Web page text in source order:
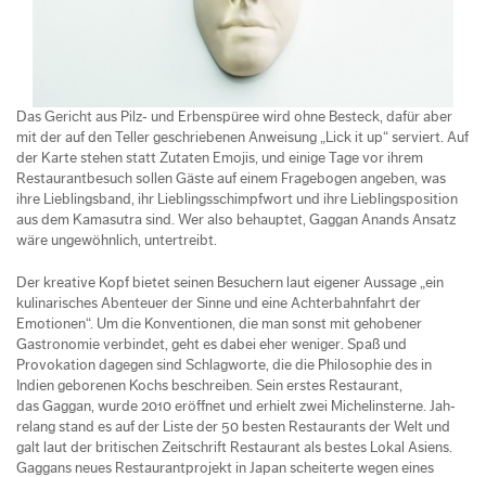
Das Gericht aus Pilz‐ und Erbenspüree wird ohne Besteck, dafür aber
mit der auf den Teller geschriebenen Anweisung „Lick it up“ serviert. Auf
der Karte stehen statt Zutaten Emojis, und einige Tage vor ihrem
Restaurantbesuch sollen Gäste auf einem Fragebogen angeben, was
ihre Lieblingsband, ihr Lieblingsschimpfwort und ihre Lieblingsposition
aus dem Kamasutra sind. Wer also behauptet, Gaggan Anands Ansatz
wäre ungewöhnlich, untertreibt.
Der kreative Kopf bietet seinen Besuchern laut eigener Aussage „ein
kulinarisches Abenteuer der Sinne und eine Achterbahnfahrt der
Emotionen“. Um die Konventionen, die man sonst mit gehobener
Gastronomie verbindet, geht es dabei eher weniger. Spaß und
Provokation dagegen sind Schlagworte, die die Philosophie des in
Indien geborenen Kochs beschreiben. Sein erstes Restaurant,
das Gaggan, wurde 2010 eröffnet und erhielt zwei Michelinsterne. Jah‐
relang stand es auf der Liste der 50 besten Restaurants der Welt und
galt laut der britischen Zeitschrift Restaurant als bestes Lokal Asiens.
Gaggans neues Restaurantprojekt in Japan scheiterte wegen eines